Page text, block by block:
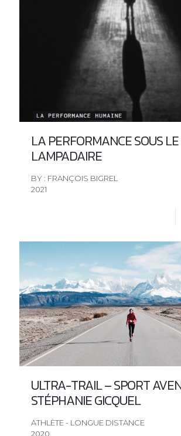
LA PERFORMANCE SOUS LE
LAMPADAIRE
BY : FRANÇOIS BIGREL
2021
ULTRA-TRAIL – SPORT
STÉPHANIE GICQUEL
ATHLÈTE - LONGUE DISTANCE
2020